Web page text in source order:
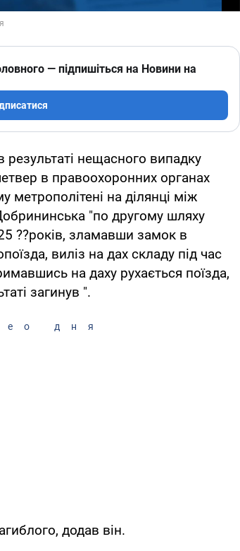
— підпишіться на Новини на
нещасного випадку
в правоохоронних органах
метрополітені на ділянці між
"по другому шляху
??років, зламавши замок в
виліз на дах складу під час
на даху рухається поїзда,
загинув ".
дня
додав він.